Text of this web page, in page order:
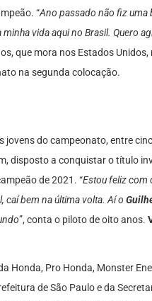
“Ano passado não fiz uma
vida aqui no Brasil. Quero
que mora nos Estados
na segunda colocação.
jovens do campeonato, entre
disposto a conquistar o título
de 2021. “Estou feliz com
caí bem na última volta. Aí o
”, conta o piloto de oito anos.
Honda, Pro Honda, Monster
de São Paulo e da